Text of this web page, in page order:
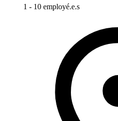
1 - 10 employé.e.s